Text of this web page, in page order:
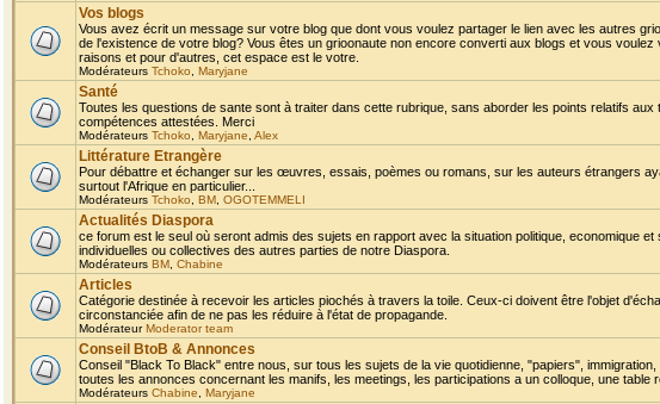
Vos blogs
Vous avez écrit un message sur votre blog que dont vous voulez partager le lien avec les autres
de l'existence de votre blog? Vous êtes un grioonaute non encore converti aux blogs et vous
raisons et pour d'autres, cet espace est le votre.
Modérateurs Tchoko Maryjane
Santé
Toutes les questions de sante sont à traiter dans cette rubrique, sans aborder les points relatifs aux
compétences attestées. Merci
Modérateurs Tchoko Maryjane Alex
Littérature Etrangère
Pour débattre et échanger sur les œuvres, essais, poèmes ou romans, sur les auteurs étrangers
surtout l'Afrique en particulier...
Modérateurs Tchoko BM OGOTEMMELI
Actualités Diaspora
ce forum est le seul où seront admis des sujets en rapport avec la situation politique, economique
individuelles ou collectives des autres parties de notre Diaspora.
Modérateurs BM Chabine
Articles
Catégorie destinée à recevoir les articles piochés à travers la toile. Ceux-ci doivent être l'objet
circonstanciée afin de ne pas les réduire à l'état de propagande.
ModérateurModerator team
Conseil BtoB & Annonces
Conseil "Black To Black" entre nous, sur tous les sujets de la vie quotidienne, "papiers",
toutes les annonces concernant les manifs, les meetings, les participations a un colloque, une table
Modérateurs Chabine Maryjane